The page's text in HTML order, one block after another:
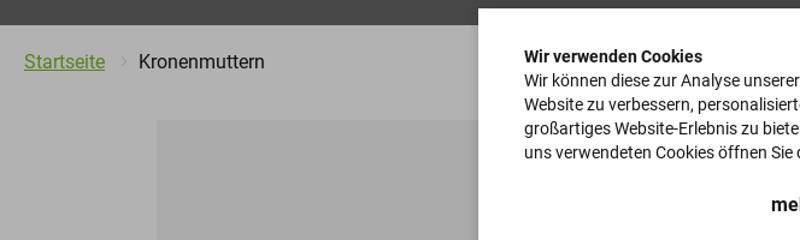
Startseite Kronenmuttern
Wir verwenden Cookies
Wir können diese zur Analyse
Website zu verbessern,
großartiges Website-Erlebnis zu
uns verwendeten Cookies öffnen Sie